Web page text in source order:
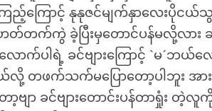
ည့်ကြောင့် နုနုဇင်မျက်နှာလေးပိုငယ်
က်ကွဲ ခဲ့ပြီးမှတောင်ပန်မလို့လား ခ
က်ပါရဲ့ ခင်ဗျားကြောင့် `မ´ဘယ်လ
လို့ တဖက်သက်မပြောတော့ပါဘူး အား
ော့ဗျာ ခင်ဗျားတောင်းပန်တာရှုံ